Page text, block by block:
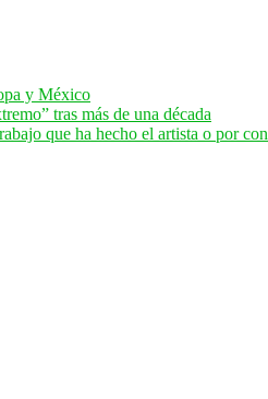
y México
tras más de una década
que ha hecho el artista o por